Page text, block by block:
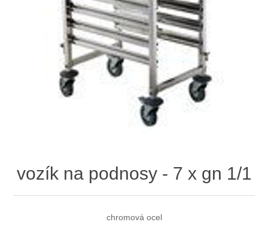
vozík na podnosy - 7 x gn 1/1
chromová ocel